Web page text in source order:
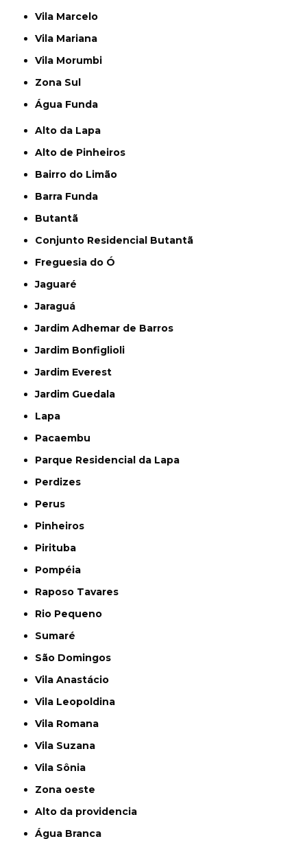
Vila Marcelo
Vila Mariana
Vila Morumbi
Zona Sul
Água Funda
Alto da Lapa
Alto de Pinheiros
Bairro do Limão
Barra Funda
Butantã
Conjunto Residencial Butantã
Freguesia do Ó
Jaguaré
Jaraguá
Jardim Adhemar de Barros
Jardim Bonfiglioli
Jardim Everest
Jardim Guedala
Lapa
Pacaembu
Parque Residencial da Lapa
Perdizes
Perus
Pinheiros
Pirituba
Pompéia
Raposo Tavares
Rio Pequeno
Sumaré
São Domingos
Vila Anastácio
Vila Leopoldina
Vila Romana
Vila Suzana
Vila Sônia
Zona oeste
alto da providencia
Água Branca